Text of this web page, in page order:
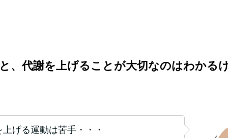
、代謝を上げることが大切なのはわかる
げる運動は苦手・・・